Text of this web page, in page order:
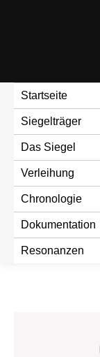
Startseite
Siegelträger
Das Siegel
Verleihung
Chronologie
Dokumentation
Resonanzen